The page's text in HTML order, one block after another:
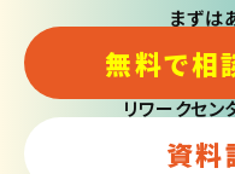
まずは
無料で相
リワークセン
資料